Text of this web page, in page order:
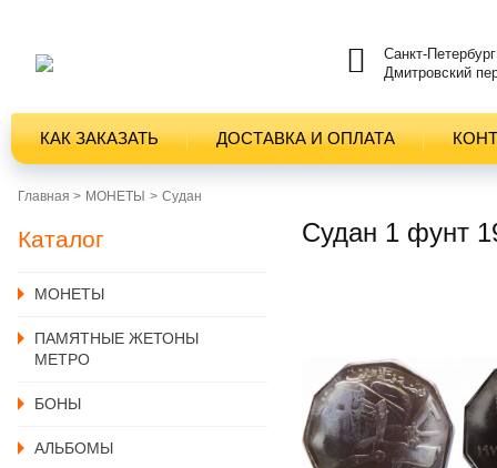
Санкт-Петербург
Дмитровский
КАК ЗАКАЗАТЬ ДОСТАВКА И ОПЛАТА
Главная > MОНЕТЫ Судан
Каталог
MОНЕТЫ
ПАМЯТНЫЕ ЖЕТОНЫ
МЕТРО
БОНЫ
АЛЬБОМЫ
Судан 1 фунт